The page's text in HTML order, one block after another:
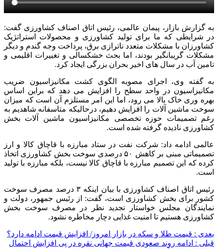
به گزارش بازار، پیمان عالمی، رئیس اتاق اصناف کشاورزی گفت:
در شرایطی که ما برای تولید کشاورزی و محصولات استراتژیک
کشاورزان با مشکلات متعدد ناترازی برق، پرداخت وجه گندم و دیگر
مشکلات گریبانگیر بودند، اما بحث خشکسالی و تغییرات اقلیمی و
تامین آب در سال های اخیر بحران بزرگی ایجاد کرد.
به گفته وی، اجرای مصوبه الگوی کشت مکانیزاسیون ضریب
مکانیزاسیون در واحد سطح را افزایش می دهد که براین اساس
بهره وری خاک بالا می رود، اما این امر مستلزم آن است که میزان
سوخت ماشین آلات را افزایش دهیم، درحالیکه متاسفانه شاهدیم به
رغم تصمیمات حوزه تخصصی مکانیزاسیون ماشین آلات بخش
کشاورزی نادیده گرفته شده است.
عالمی ادامه داد: شرکت نفت در ستاد مبارزه با قاچاق کالا و ارز
تصمیماتی مبنی بر کاهش ۵۰ درصدی سوخت بخش کشاورزی اتخاذ
کرده که این تصمیم مبارزه با قاچاق کالا نیست، بلکه مبارزه با تولید
است.
رئیس اتاق اصناف کشاورزی با بیان اینکه ۳ درصد مصرف سوخت
کشور برای بخش کشاورزی است، گفت: از رئیس جمهور، دولت و
نمایندگان مجلس خواستار تجدید نظر در مصرف سوخت بخش
کشاورزی هستیم تا امنیت غذایی دچار مخاطره نشود.
بعدی : قیمت طلا و سکه در بازار امروز/ افزایش قیمت ادامه دارد؟
قبلی : ادامه روند صعودی قیمت جهانی نقره در پی افزایش احتمال